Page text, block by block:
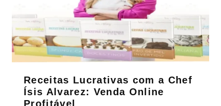
Receitas Lucrativas com a Chef
Ísis Alvarez: Venda Online
Profitável